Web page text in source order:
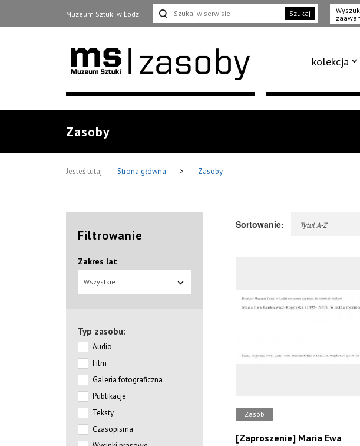
Muzeum Sztuki w Łodzi Szukaj
kolekcja
Zasoby
Jesteś tutaj: Strona główna > Zasoby
Filtrowanie
Zakres lat
Wszystkie
Typ zasobu:
Audio
Film
Galeria fotograficzna
Publikacje
Teksty
Czasopisma
Sortowanie: Tytuł A-Z
Zasób
[Zaproszenie] Maria Ewa